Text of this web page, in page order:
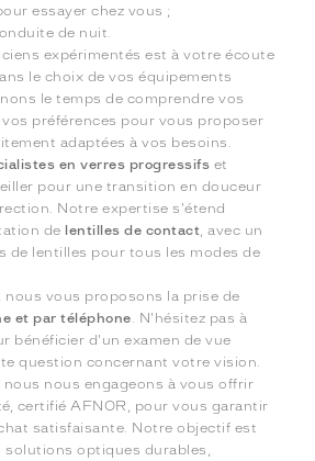
essayer chez vous ;
de nuit.
expérimentés est à votre écoute
le choix de vos équipements
le temps de comprendre vos
préférences pour vous proposer
adaptées à vos besoins.
en verres progressifs et
pour une transition en douceur
Notre expertise s'étend
de lentilles de contact, avec un
de lentilles pour tous les modes de
vous proposons la prise de
et par téléphone. N'hésitez pas à
bénéficier d'un examen de vue
question concernant votre vision.
nous engageons à vous offrir
certifié AFNOR, pour vous garantir
satisfaisante. Notre objectif est
solutions optiques durables,